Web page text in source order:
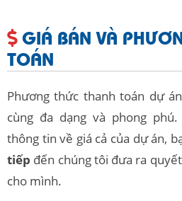
GIÁ BÁN VÀ
TOÁN
Phương thức thanh toán dự
cùng đa dạng và phong
thông tin về giá cả của dự án,
tiếp đến chúng tôi đưa ra
cho mình.